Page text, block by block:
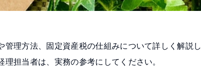
理方法、固定資産税の仕組みについて詳しく解説し
担当者は、実務の参考にしてください。